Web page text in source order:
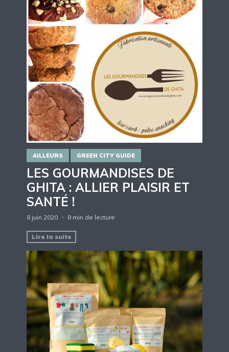
AILLEURS GREEN CITY GUIDE
LES GOURMANDISES DE
GHITA : ALLIER PLAISIR ET
SANTÉ !
8 juin 2020 8 min de lecture
Lire la suite